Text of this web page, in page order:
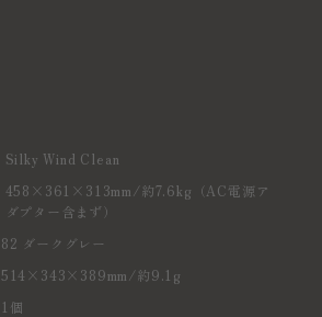
Silky Wind Clean
458×361×313mm/約7.6kg（AC電源ア
ダプター含まず）
82 ダークグレー
514×343×389mm/約9.1g
1個